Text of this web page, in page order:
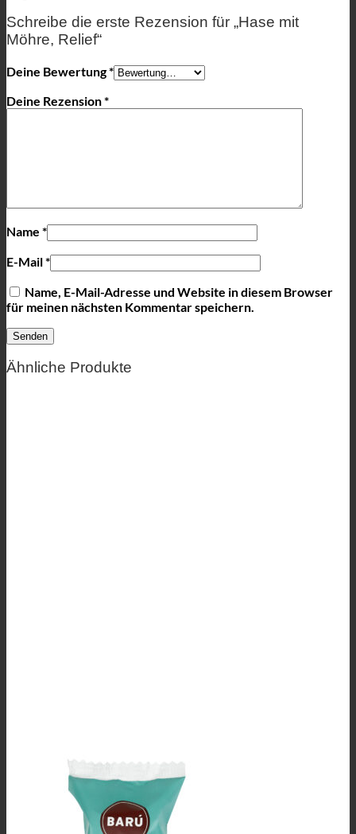
Schreibe die erste Rezension für „Hase mit
Möhre, Relief“
Deine Bewertung*
Deine Rezension*
Name *
E-Mail*
Name, E-Mail-Adresse und Website in diesem Browser
für meinen nächsten Kommentar speichern.
Ähnliche Produkte